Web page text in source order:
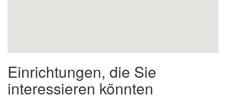
Einrichtungen, die Sie
interessieren könnten